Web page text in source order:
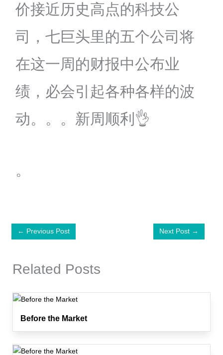
价接近历史高点的科技公
司，七巨头里的五个公司将
在这一周的财报中公布业
绩，必会引起各种各样的波
动。。。新周顺利👌
。
← Previous Post Next Post →
Related Posts
Before the Market